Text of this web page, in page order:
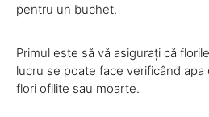
pentru un buchet.
Primul este să vă asigurați că
lucru se poate face verificând apa
flori ofilite sau moarte.